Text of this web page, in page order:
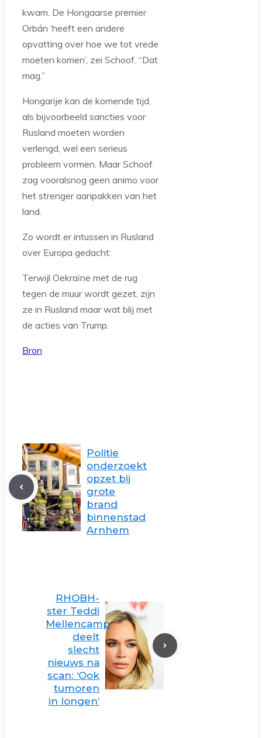
kwam. De Hongaarse premier
Orbán ‘heeft een andere
opvatting over hoe we tot vrede
moeten komen’, zei Schoof. “Dat
mag.”
Hongarije kan de komende tijd,
als bijvoorbeeld sancties voor
Rusland moeten worden
verlengd, wel een serieus
probleem vormen. Maar Schoof
zag vooralsnog geen animo voor
het strenger aanpakken van het
land.
Zo wordt er intussen in Rusland
over Europa gedacht:
Terwijl Oekraïne met de rug
tegen de muur wordt gezet, zijn
ze in Rusland maar wat blij met
de acties van Trump.
Bron
Politie
onderzoekt
opzet bij
grote
brand
binnenstad
Arnhem
RHOBH-
ster Teddi
Mellencamp
deelt
slecht
nieuws na
scan: ‘Ook
tumoren
in longen’